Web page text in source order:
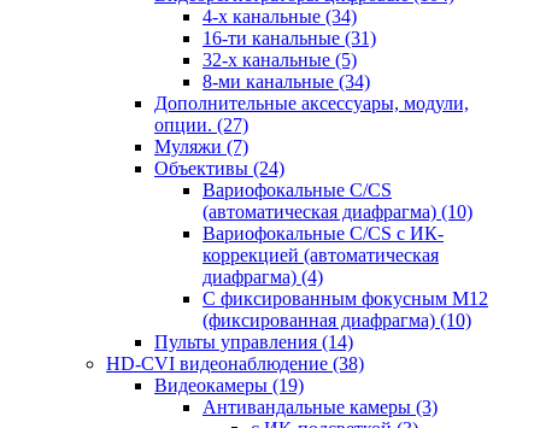
4-х канальные (34)
16-ти канальные (31)
32-х канальные (5)
8-ми канальные (34)
Дополнительные аксессуары, модули,
опции. (27)
Муляжи (7)
Объективы (24)
Вариофокальные C/CS
(автоматическая диафрагма) (10)
Вариофокальные C/CS с ИК-
коррекцией (автоматическая
диафрагма) (4)
С фиксированным фокусным М12
(фиксированная диафрагма) (10)
Пульты управления (14)
HD-CVI видеонаблюдение (38)
Видеокамеры (19)
Антивандальные камеры (3)